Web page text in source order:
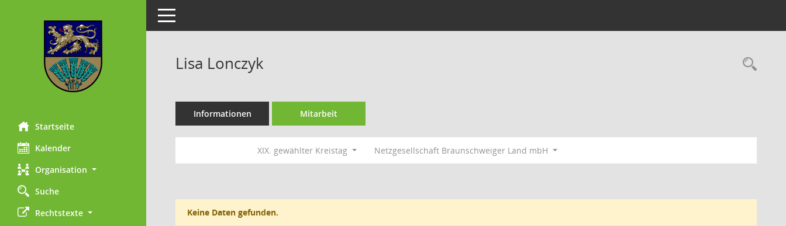
Startseite
Kalender
Organisation
Suche
Rechtstexte
Toggle navigation
Lisa Lonczyk
Informationen Mitarbeit
XIX. gewählter Kreistag Netzgesellschaft Braunschweiger Land mbH
Keine Daten gefunden.